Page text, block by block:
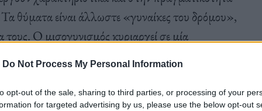
Do Not Process My Personal Information
opt-out of the sale, sharing to third parties, or processing of your
for targeted advertising by us, please use the below opt-out
Τα θύματα είναι άλλωστε «γυναίκες του δρόμου»,
Ο μισογυνισμός κυριαρχεί σε μία
και μίσος κάνουν την εμφάνισή τους σε όλες